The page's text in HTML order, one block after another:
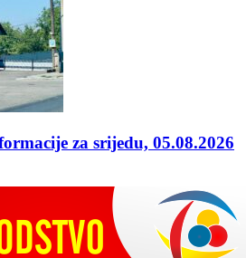
za srijedu, 05.08.2026